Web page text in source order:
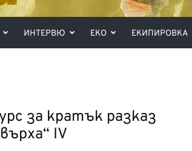
ИНТЕРВЮ ЕКО ЕКИПИРОВКА
за кратък разказ
IV